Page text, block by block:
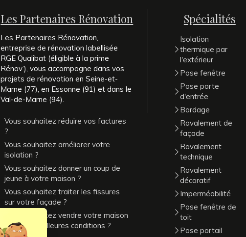
Les Partenaires Rénovation
Les Partenaires Rénovation,
entreprise de rénovation labellisée
RGE Qualibat (éligible à la prime
Rénov’), vous accompagne dans vos
projets de rénovation en Seine-et-
Marne (77), en Essonne (91) et dans le
Val-de-Marne (94).
Vous souhaitez réduire vos factures
?
Vous souhaitez améliorer votre
isolation ?
Vous souhaitez donner un coup de
jeune à votre maison ?
Vous souhaitez traiter les fissures
sur votre façade ?
Vous souhaitez vendre votre maison
dans les meilleures conditions ?
Spécialités
Isolation
thermique par
l'extérieur
Pose fenêtre
Pose porte
d'entrée
Bardage
Ravalement de
façade
Ravalement
technique
Ravalement
décoratif
Imperméabilité
Pose fenêtre de
toit
Pose portail